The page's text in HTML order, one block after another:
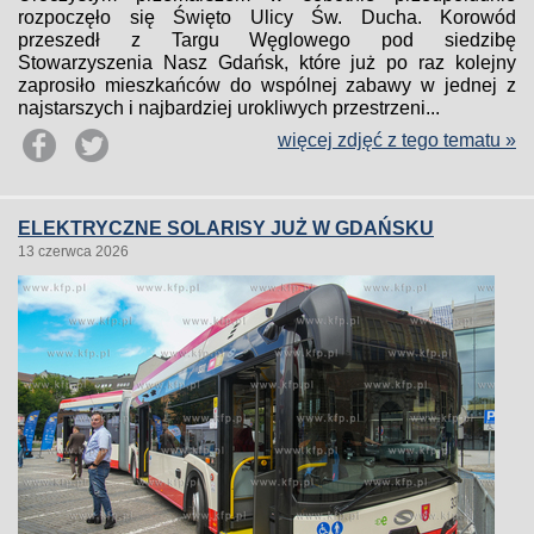
rozpoczęło się Święto Ulicy Św. Ducha. Korowód
przeszedł z Targu Węglowego pod siedzibę
Stowarzyszenia Nasz Gdańsk, które już po raz kolejny
zaprosiło mieszkańców do wspólnej zabawy w jednej z
najstarszych i najbardziej urokliwych przestrzeni...
więcej zdjęć z tego tematu »
ELEKTRYCZNE SOLARISY JUŻ W GDAŃSKU
13 czerwca 2026